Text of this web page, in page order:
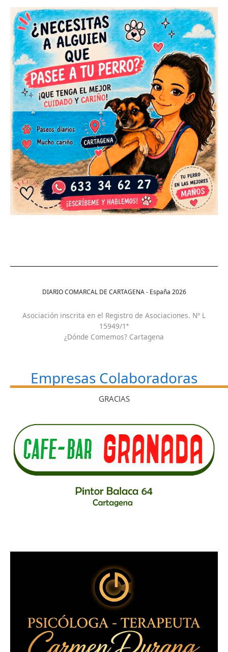
DIARIO COMARCAL DE CARTAGENA - España 2026
Asociación inscrita en el Registro de Asociaciones. Nº L
15949/1ª
¿Dónde Comemos? Cartagena
Empresas Colaboradoras
GRACIAS